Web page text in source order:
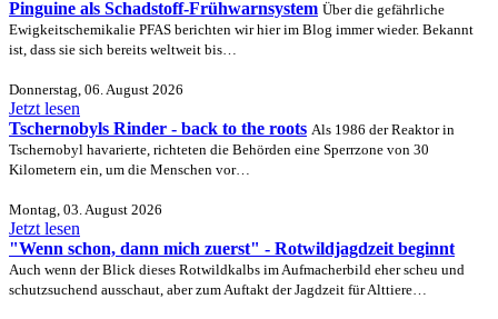
Pinguine als Schadstoff-Frühwarnsystem Über die gefährliche
Ewigkeitschemikalie PFAS berichten wir hier im Blog immer wieder. Bekannt
ist, dass sie sich bereits weltweit bis…
Donnerstag, 06. August 2026
Jetzt lesen
Tschernobyls Rinder - back to the roots Als 1986 der Reaktor in
Tschernobyl havarierte, richteten die Behörden eine Sperrzone von 30
Kilometern ein, um die Menschen vor…
Montag, 03. August 2026
Jetzt lesen
"Wenn schon, dann mich zuerst" - Rotwildjagdzeit beginnt
Auch wenn der Blick dieses Rotwildkalbs im Aufmacherbild eher scheu und
schutzsuchend ausschaut, aber zum Auftakt der Jagdzeit für Alttiere…